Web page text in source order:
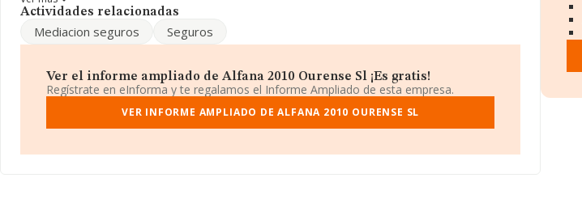
disponible en INFORMA, ha dispuesto de un número de empleados por debajo de la media de
sector.
La empresa Alfana 2010 Ourense S.L, NIF B32412876, tiene su domicilio social establecido
en Calle Xoan Xxiii núm. 8 Oficina 7, (32003), en el municipio de Ourense, Galicia.
Con los datos a disposición de INFORMA sobre 17.900 empresas pertenecientes al sector, la
facturación en el ámbito nacional alcanza los 5.619 millones de euros y se calcula un promedio
la provincia de Ourense, en la base de datos INFORMA constan 170 empresas, con ventas en
Actividades relacionadas
Mediacion seguros Seguros
Ver el informe ampliado de Alfana 2010 Ourense Sl ¡Es gratis!
Regístrate en eInforma y te regalamos el Informe Ampliado de esta empresa.
VER INFORME AMPLIADO DE ALFANA 2010 OURENSE SL